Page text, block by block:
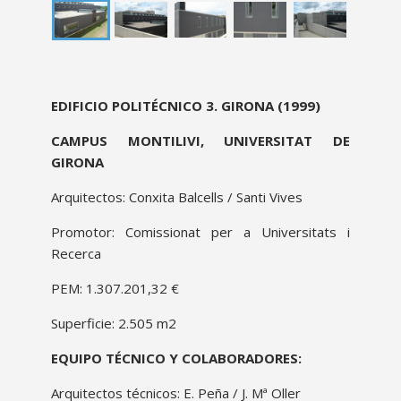
proyecto
EDIFICIO POLITÉCNICO 3. GIRONA(1999)
CAMPUS MONTILIVI, UNIVERSITAT DE
GIRONA
Arquitectos: Conxita Balcells / Santi Vives
Promotor: Comissionat per a Universitats i
Recerca
PEM: 1.307.201,32 €
Superficie: 2.505 m2
EQUIPO TÉCNICO Y COLABORADORES:
Arquitectos técnicos: E. Peña / J. Mª Oller